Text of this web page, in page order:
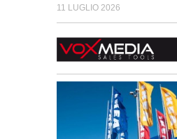
11 LUGLIO 2026